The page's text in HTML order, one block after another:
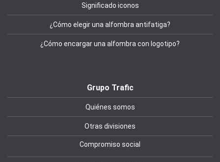
Significado iconos
¿Cómo elegir una alfombra antifatiga?
¿Cómo encargar una alfombra con logotipo?
Grupo Trafic
Quiénes somos
Otras divisiones
Compromiso social